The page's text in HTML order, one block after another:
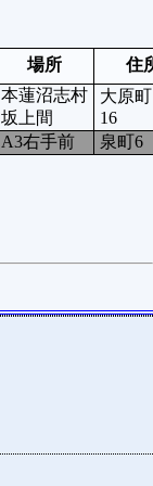
場所 住
本蓮沼志村
坂上間
大原
16
A3右手前
泉町6